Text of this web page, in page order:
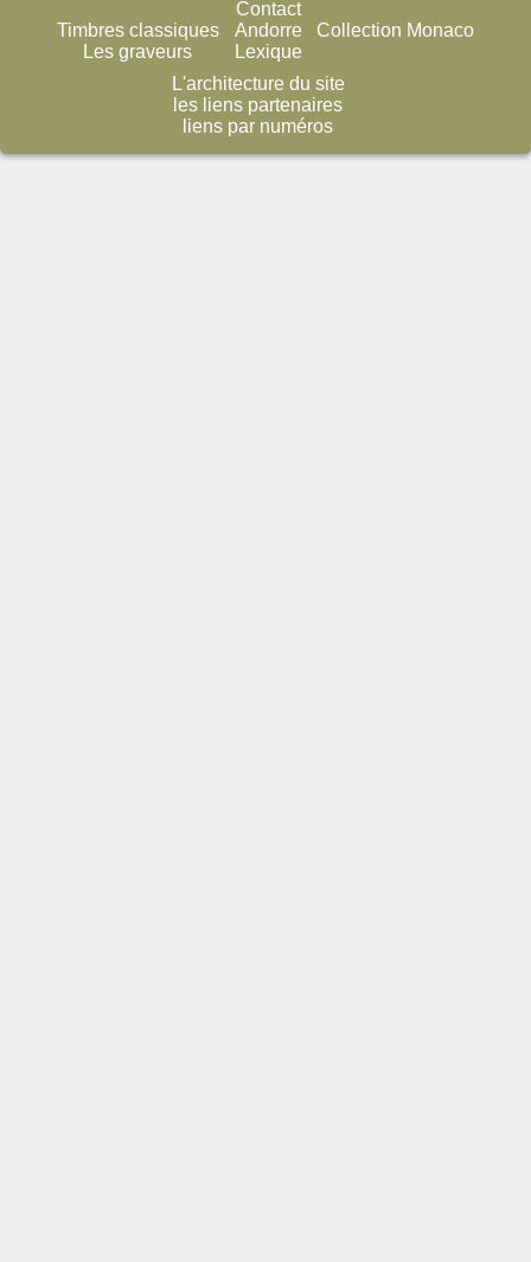
Timbres classiques
Les graveurs
Contact
Andorre
Lexique
Collection Monaco
L'architecture du site
les liens partenaires
liens par numéros